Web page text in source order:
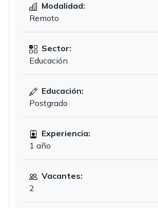
Modalidad:
Remoto
Sector:
Educación
Educación:
Postgrado
Experiencia:
1 año
Vacantes:
2